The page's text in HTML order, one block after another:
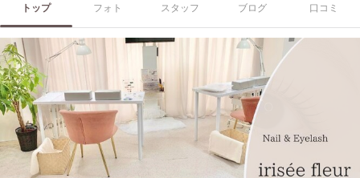
トップ フォト スタッフ ブログ 口コミ